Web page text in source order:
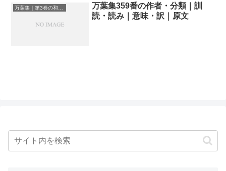
万葉集359番の作者・分類｜訓
読・読み｜意味・訳｜原文